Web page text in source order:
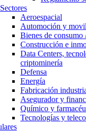
Sectores
Aeroespacial
Automoción y
Bienes de
Construcción e
Data Centers,
criptominería
Defensa
Energía
Fabricación
Asegurador y
Químico y
Tecnologías y